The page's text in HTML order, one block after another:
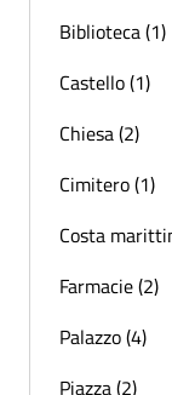
Biblioteca (1)
Castello (1)
Chiesa (2)
Cimitero (1)
Costa
Farmacie (2)
Palazzo (4)
Piazza (2)